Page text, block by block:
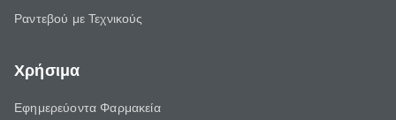
Ραντεβού με Τεχνικούς
Χρήσιμα
Εφημερεύοντα Φαρμακεία